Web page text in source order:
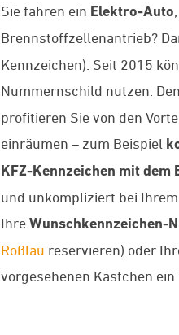
Sie fahren ein Elektro-Auto
Brennstoffzellenantrieb?
Kennzeichen). Seit 2015
Nummernschild nutzen.
profitieren Sie von den
einräumen – zum Beispiel
KFZ-Kennzeichen mit dem
und unkompliziert bei
Ihre Wunschkennzeichen-
Roßlau reservieren) oder
vorgesehenen Kästchen